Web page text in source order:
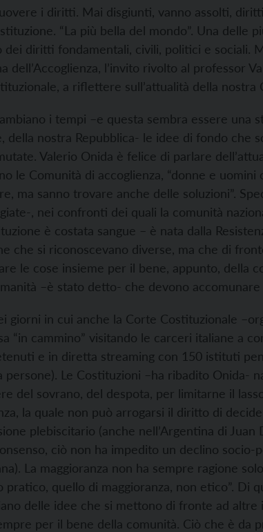
i diritti. Mai disgiunti, vanno assolti,
“La più bella del mondo”. Una delle
dei diritti fondamentali, civili, politici e sociali.
dell’Accoglienza, l’invito rivolto al professor
a riflettere sull’attualità della nostra
i tempi –e questa sembra essere una
della nostra Repubblica- le idee di fondo che
Valerio Onida è felice di parlare
le Comunità di accoglienza, “donne e uomini
ma sanno trovare anche delle soluzioni”.
, nei confronti dei quali la comunità
è costata sangue – è nata dalla
che si riconoscevano diverse, ma che di
le cose insieme per il bene, appunto, della
–è stato detto- che devono
giorni in cui anche la Corte Costituzionale
“in cammino” visitando le carceri italiane a
e in diretta streaming con 150 istituti
persone). Le Costituzioni –ha ribadito Onida-
del sovrano, del despota, per limitarne il
la quale non può arrogarsi il diritto di
plebiscitario (anche nell’Argentina di Juan
ciò non ha impedito un declino socio-
La maggioranza non ha sempre ragione
pratico, quello di maggioranza, non etico”. Di
delle idee che si mettono di fronte ad altre
per il bene della comunità. Ciò che è da